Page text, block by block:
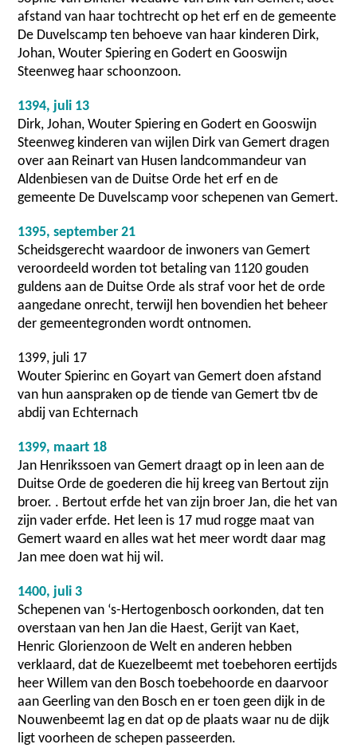
afstand van haar tochtrecht op het erf en de gemeente
De Duvelscamp ten behoeve van haar kinderen Dirk,
Johan, Wouter Spiering en Godert en Gooswijn
Steenweg haar schoonzoon.
1394, juli 13
Dirk, Johan, Wouter Spiering en Godert en Gooswijn
Steenweg kinderen van wijlen Dirk van Gemert dragen
over aan Reinart van Husen landcommandeur van
Aldenbiesen van de Duitse Orde het erf en de
gemeente De Duvelscamp voor schepenen van Gemert.
1395, september 21
Scheidsgerecht waardoor de inwoners van Gemert
veroordeeld worden tot betaling van 1120 gouden
guldens aan de Duitse Orde als straf voor het de orde
aangedane onrecht, terwijl hen bovendien het beheer
der gemeentegronden wordt ontnomen.
1399, juli 17
Wouter Spierinc en Goyart van Gemert doen afstand
van hun aanspraken op de tiende van Gemert tbv de
abdij van Echternach
1399, maart 18
Jan Henrikssoen van Gemert draagt op in leen aan de
Duitse Orde de goederen die hij kreeg van Bertout zijn
broer. . Bertout erfde het van zijn broer Jan, die het van
zijn vader erfde. Het leen is 17 mud rogge maat van
Gemert waard en alles wat het meer wordt daar mag
Jan mee doen wat hij wil.
1400, juli 3
Schepenen van ‘s-Hertogenbosch oorkonden, dat ten
overstaan van hen Jan die Haest, Gerijt van Kaet,
Henric Glorienzoon de Welt en anderen hebben
verklaard, dat de Kuezelbeemt met toebehoren eertijds
heer Willem van den Bosch toebehoorde en daarvoor
aan Geerling van den Bosch en er toen geen dijk in de
Nouwenbeemt lag en dat op de plaats waar nu de dijk
ligt voorheen de schepen passeerden.